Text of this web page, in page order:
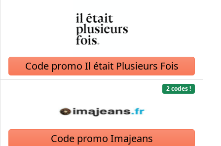
Code promo Il était Plusieurs Fois
2 codes !
Code promo Imajeans